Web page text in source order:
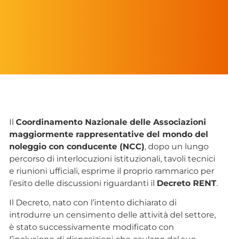
Il Coordinamento Nazionale delle Associazioni
maggiormente rappresentative del mondo del
noleggio con conducente (NCC), dopo un lungo
percorso di interlocuzioni istituzionali, tavoli tecnici
e riunioni ufficiali, esprime il proprio rammarico per
l’esito delle discussioni riguardanti il Decreto RENT.
Il Decreto, nato con l’intento dichiarato di
introdurre un censimento delle attività del settore,
è stato successivamente modificato con